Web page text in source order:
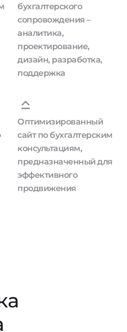
бухгалтерского
сопровождения –
аналитика,
проектирование,
дизайн, разработка,
поддержка
Оптимизированный
сайт по бухгалтерским
консультациям,
предназначенный для
эффективного
продвижения